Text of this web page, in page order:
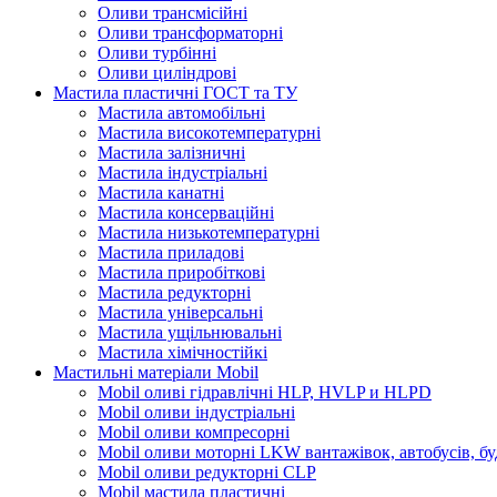
Оливи трансмісійні
Оливи трансформаторні
Оливи турбінні
Оливи циліндрові
Мастила пластичні ГОСТ та ТУ
Мастила автомобільні
Мастила високотемпературні
Мастила залізничні
Мастила індустріальні
Мастила канатні
Мастила консерваційні
Мастила низькотемпературні
Мастила приладові
Мастила приробіткові
Мастила редукторні
Мастила універсальні
Мастила ущільнювальні
Мастила хімічностійкі
Мастильні матеріали Mobil
Mobil оливі гідравлічні HLP, HVLP и HLPD
Mobil оливи індустріальні
Mobil оливи компресорні
Mobil оливи моторні LKW вантажівок, автобусів,
Mobil оливи редукторні CLP
Mobil мастила пластичні